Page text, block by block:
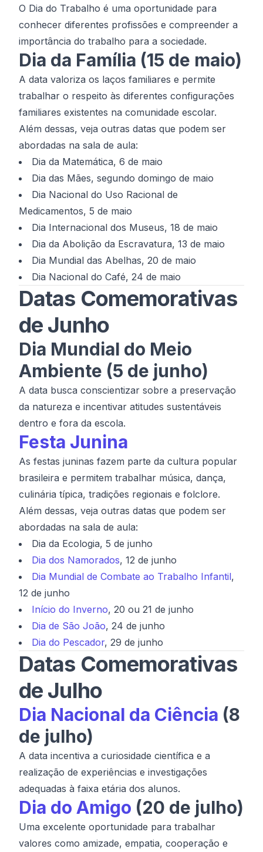
O Dia do Trabalho é uma oportunidade para
conhecer diferentes profissões e compreender a
importância do trabalho para a sociedade.
Dia da Família (15 de maio)
A data valoriza os laços familiares e permite
trabalhar o respeito às diferentes configurações
familiares existentes na comunidade escolar.
Além dessas, veja outras datas que podem ser
abordadas na sala de aula:
Dia da Matemática, 6 de maio
Dia das Mães, segundo domingo de maio
Dia Nacional do Uso Racional de
Medicamentos, 5 de maio
Dia Internacional dos Museus, 18 de maio
Dia da Abolição da Escravatura, 13 de maio
Dia Mundial das Abelhas, 20 de maio
Dia Nacional do Café, 24 de maio
Datas Comemorativas
de Junho
Dia Mundial do Meio
Ambiente (5 de junho)
A data busca conscientizar sobre a preservação
da natureza e incentivar atitudes sustentáveis
dentro e fora da escola.
Festa Junina
As festas juninas fazem parte da cultura popular
brasileira e permitem trabalhar música, dança,
culinária típica, tradições regionais e folclore.
Além dessas, veja outras datas que podem ser
abordadas na sala de aula:
Dia da Ecologia, 5 de junho
Dia dos Namorados, 12 de junho
Dia Mundial de Combate ao Trabalho Infantil,
12 de junho
Início do Inverno, 20 ou 21 de junho
Dia de São João, 24 de junho
Dia do Pescador, 29 de junho
Datas Comemorativas
de Julho
Dia Nacional da Ciência (8
de julho)
A data incentiva a curiosidade científica e a
realização de experiências e investigações
adequadas à faixa etária dos alunos.
Dia do Amigo (20 de julho)
Uma excelente oportunidade para trabalhar
valores como amizade, empatia, cooperação e